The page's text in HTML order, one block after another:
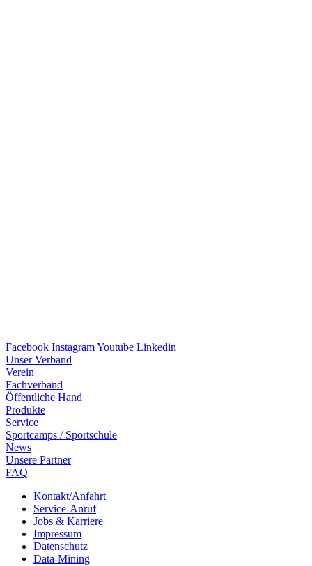
Facebook InstagramYoutube Linkedin
Unser Verband
Verein
Fach­ver­band
Öffent­li­che Hand
Produkte
Service
Sport­camps / Sportschule
News
Unsere Part­ner
FAQ
Kontakt/​​Anfahrt
Service-Anruf
Jobs & Karriere
Impres­sum
Daten­schutz
Data-Mining